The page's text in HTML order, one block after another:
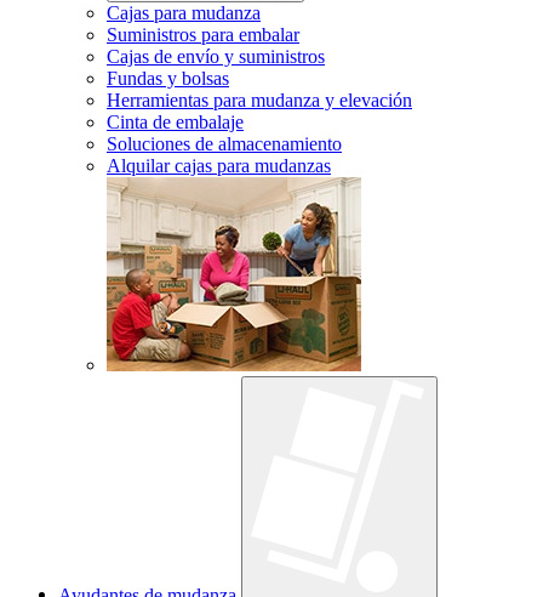
Cajas para mudanza
Suministros para embalar
Cajas de envío y suministros
Fundas y bolsas
Herramientas para mudanza y elevación
Cinta de embalaje
Soluciones de almacenamiento
Alquilar cajas para mudanzas